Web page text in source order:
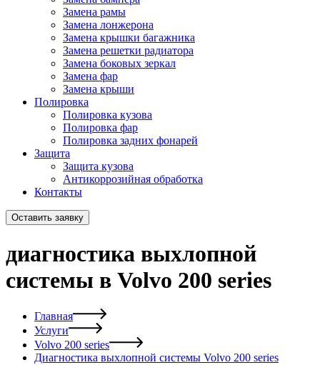
Замена рамы
Замена лонжерона
Замена крышки багажника
Замена решетки радиатора
Замена боковых зеркал
Замена фар
Замена крыши
Полировка
Полировка кузова
Полировка фар
Полировка задних фонарей
Защита
Защита кузова
Антикоррозийная обработка
Контакты
Оставить заявку
диагностика выхлопной
системы в Volvo 200 series
Главная
Услуги
Volvo 200 series
Диагностика выхлопной системы Volvo 200 series